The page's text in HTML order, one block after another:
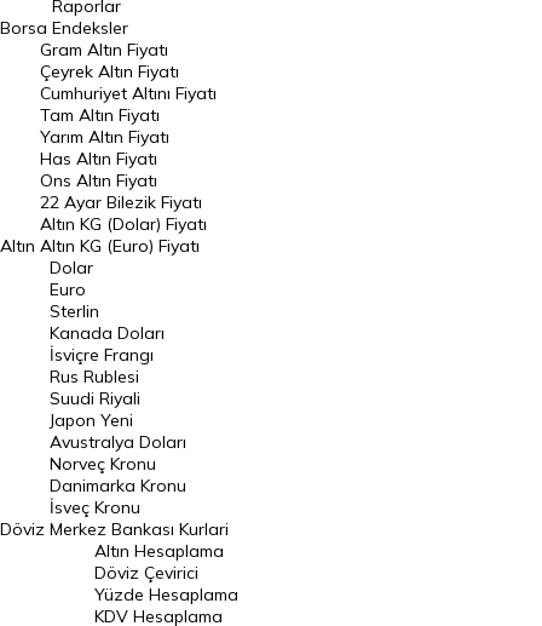
Dünya Borsaları
Raporlar
Endeksler
DÖVİZ
Döviz Kuru
Dolar Kuru
Euro Kuru
Pound Kuru
Frank Kuru
Riyal Kuru
Avustralya Doları
Danimarka Kronu Kuru
Kanada Doları Kuru
Norveç Kronu Kuru
İsveç Kronu Kuru
Japon Yeni Kuru
Borsa
Raporlar
Endeksler
Altın
Gram Altın Fiyatı
Çeyrek Altın Fiyatı
Cumhuriyet Altını Fiyatı
Tam Altın Fiyatı
Yarım Altın Fiyatı
Has Altın Fiyatı
Ons Altın Fiyatı
22 Ayar Bilezik Fiyatı
Altın KG (Dolar) Fiyatı
Altın KG (Euro) Fiyatı
Döviz
Dolar
Euro
Sterlin
Kanada Doları
İsviçre Frangı
Rus Rublesi
Suudi Riyali
Japon Yeni
Avustralya Doları
Norveç Kronu
Danimarka Kronu
İsveç Kronu
Merkez Bankası Kurlari
Altın Hesaplama
Döviz Çevirici
Yüzde Hesaplama
KDV Hesaplama